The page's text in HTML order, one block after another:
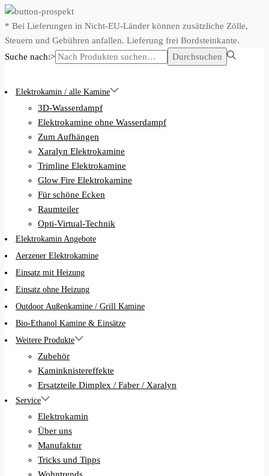
* Bei Lieferungen in Nicht-EU-Länder können zusätzliche Zölle,
Steuern und Gebühren anfallen. Lieferung frei Bordsteinkante.
Suche nach:>
Durchsuchen
Elektrokamin / alle Kamine
3D-Wasserdampf
Elektrokamine ohne Wasserdampf
Zum Aufhängen
Xaralyn Elektrokamine
Trimline Elektrokamine
Glow Fire Elektrokamine
Für schöne Ecken
Raumteiler
Opti-Virtual-Technik
Elektrokamin Angebote
Aerzener Elektrokamine
Einsatz mit Heizung
Einsatz ohne Heizung
Outdoor Außenkamine / Grill Kamine
Bio-Ethanol Kamine & Einsätze
Weitere Produkte
Zubehör
Kaminknistereffekte
Ersatzteile Dimplex / Faber / Xaralyn
Service
Elektrokamin
Über uns
Manufaktur
Tricks und Tipps
Wohntrends